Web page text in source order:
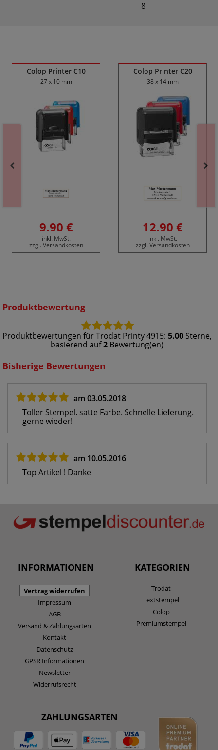
8
Colop Printer C10
27 x 10 mm
9.90 €
inkl. MwSt.
zzgl. Versandkosten
Colop Printer C20
38 x 14 mm
12.90 €
inkl. MwSt.
zzgl. Versandkosten
Produktbewertung
Produktbewertungen fürTrodat Printy 4915: 5.00 Sterne,
basierend auf2 Bewertung(en)
Bisherige Bewertungen
am 03.05.2018
Toller Stempel. satte Farbe. Schnelle Lieferung.
gerne wieder!
am 10.05.2016
Top Artikel ! Danke
INFORMATIONEN
Vertrag widerrufen
Impressum
AGB
Versand & Zahlungsarten
Kontakt
Datenschutz
GPSR Informationen
Newsletter
Widerrufsrecht
KATEGORIEN
Trodat
Textstempel
Colop
Premiumstempel
ZAHLUNGSARTEN